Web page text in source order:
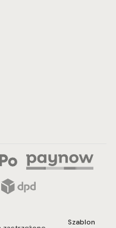
Szablon